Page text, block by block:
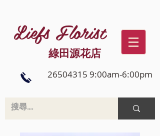
Liefs Florist
綠田源花店
26504315 9:00am-6:00pm